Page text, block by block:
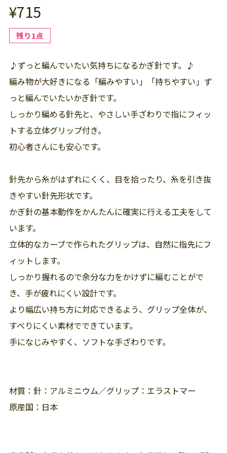
¥715
残り1点
♪ずっと編んでいたい気持ちになるかぎ針です。♪
編み物が大好きになる「編みやすい」「持ちやすい」ず
っと編んでいたいかぎ針です。
しっかり編める針先と、やさしい手ざわりで指にフィッ
トする立体グリップ付き。
初心者さんにも安心です。
針先から糸がはずれにくく、目を拾ったり、糸を引き抜
きやすい針先形状です。
かぎ針の基本動作をかんたんに確実に行える工夫をして
います。
立体的なカーブで作られたグリップは、自然に指先にフ
ィットします。
しっかり握れるので余分な力をかけずに編むことがで
き、手が疲れにくい設計です。
より幅広い持ち方に対応できるよう、グリップ全体が、
すべりにくい素材でできています。
手になじみやすく、ソフトな手ざわりです。
材質：針：アルミニウム／グリップ：エラストマー
原産国：日本